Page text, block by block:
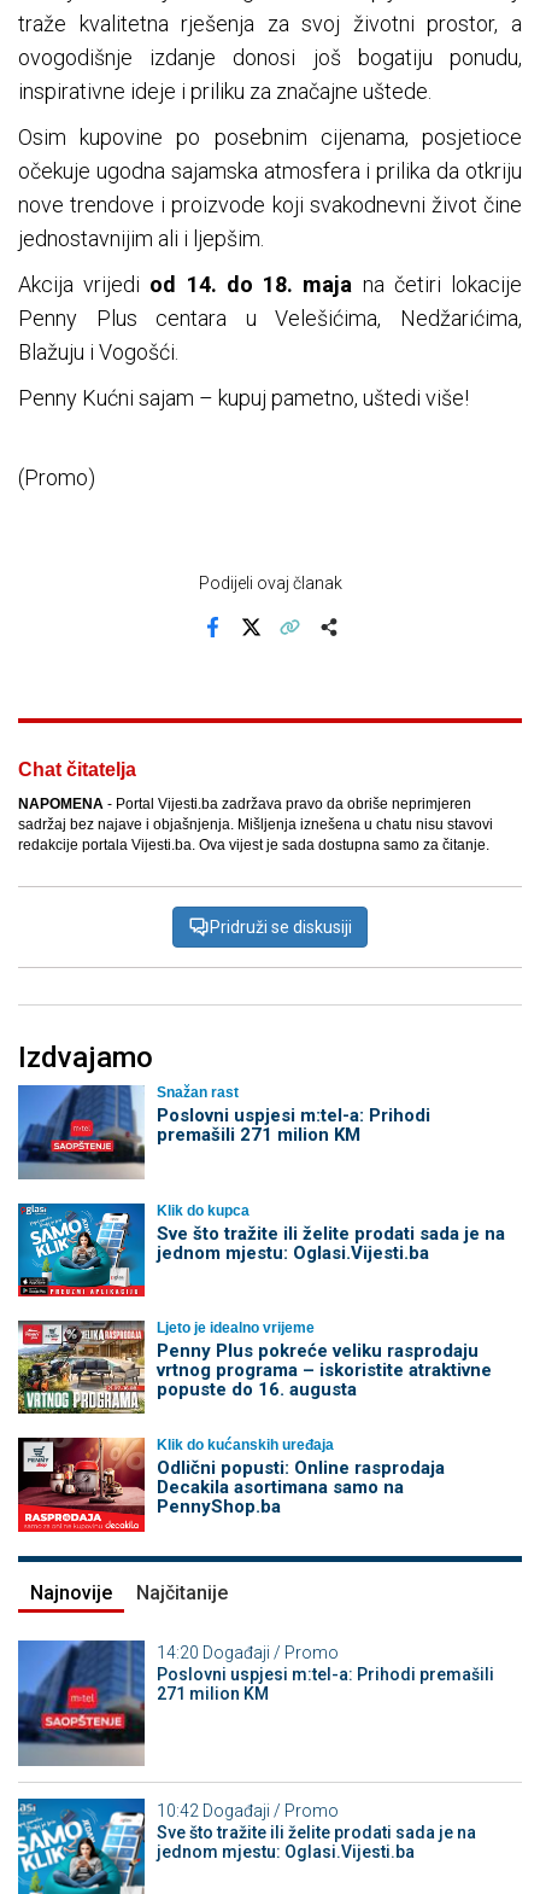
traže kvalitetna rješenja za svoj životni prostor, a
ovogodišnje izdanje donosi još bogatiju ponudu,
inspirativne ideje i priliku za značajne uštede.
Osim kupovine po posebnim cijenama, posjetioce
očekuje ugodna sajamska atmosfera i prilika da otkriju
nove trendove i proizvode koji svakodnevni život čine
jednostavnijim ali i ljepšim.
Akcija vrijedi od 14. do 18. maja na četiri lokacije
Penny Plus centara u Velešićima, Nedžarićima,
Blažuju i Vogošći.
Penny Kućni sajam – kupuj pametno, uštedi više!
(Promo)
Podijeli ovaj članak
Chat čitatelja
NAPOMENA - Portal Vijesti.ba zadržava pravo da obriše neprimjeren
sadržaj bez najave i objašnjenja. Mišljenja iznešena u chatu nisu stavovi
redakcije portala Vijesti.ba. Ova vijest je sada dostupna samo za čitanje.
Pridruži se diskusiji
Izdvajamo
Snažan rast
Poslovni uspjesi m:tel-a: Prihodi
premašili 271 milion KM
Klik do kupca
Sve što tražite ili želite prodati sada je na
jednom mjestu: Oglasi.Vijesti.ba
Ljeto je idealno vrijeme
Penny Plus pokreće veliku rasprodaju
vrtnog programa – iskoristite atraktivne
popuste do 16. augusta
Klik do kućanskih uređaja
Odlični popusti: Online rasprodaja
Decakila asortimana samo na
PennyShop.ba
Najnovije Najčitanije
14:20 Događaji / Promo
Poslovni uspjesi m:tel-a: Prihodi premašili
271 milion KM
10:42 Događaji / Promo
Sve što tražite ili želite prodati sada je na
jednom mjestu: Oglasi.Vijesti.ba